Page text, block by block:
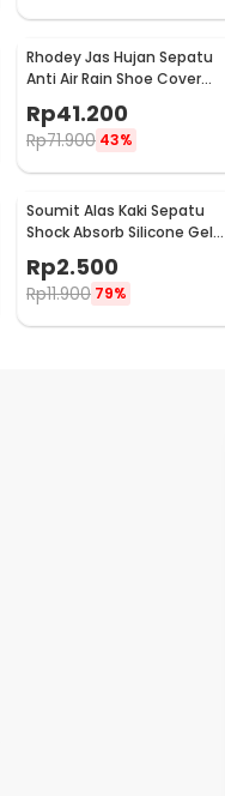
Rhodey Jas Hujan Sepatu
Anti Air Rain Shoe Cover
212
Rp41.200
Rp71.900 43%
Soumit Alas Kaki Sepatu
Shock Absorb Silicone Gel
Rp2.500
Rp11.900 79%